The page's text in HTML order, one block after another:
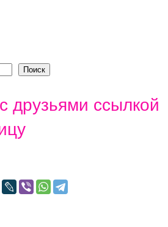
Поиск
друзьями ссылкой